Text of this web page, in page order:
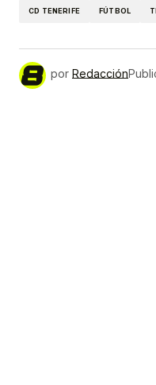
CD TENERIFE FÚTBOL
por Redacción